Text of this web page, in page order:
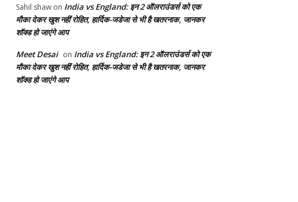
Sahil shaw on India vs England: इन 2 ऑलराउंडर्स को एक
मौका देकर खुश नहीं रोहित, हार्दिक-जडेजा से भी है खतरनाक, जानकर
शॉक्ड हो जाएंगे आप
Meet Desai on India vs England: इन 2 ऑलराउंडर्स को एक
मौका देकर खुश नहीं रोहित, हार्दिक-जडेजा से भी है खतरनाक, जानकर
शॉक्ड हो जाएंगे आप